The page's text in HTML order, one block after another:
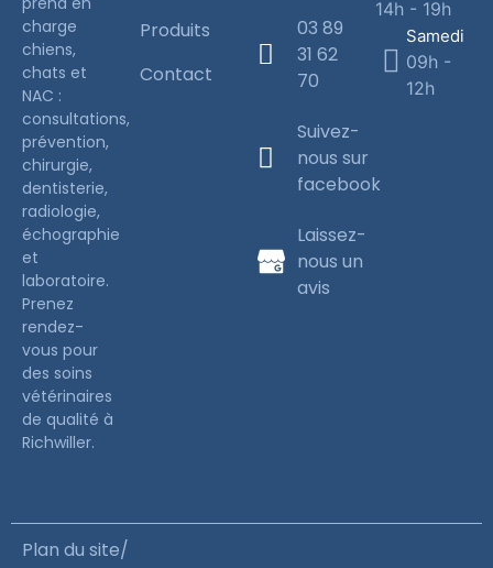
charge
chiens,
chats et
NAC :
consultations,
prévention,
chirurgie,
dentisterie,
radiologie,
échographie
et
laboratoire.
Prenez
rendez-
vous pour
des soins
vétérinaires
de qualité à
Richwiller.
Produits
Contact
03 89
31 62
70
Suivez-
nous sur
facebook
Laissez-
nous un
avis
14h - 19h
Samedi
09h -
12h
Plan du site/